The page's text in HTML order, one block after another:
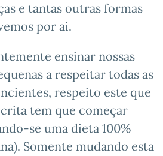
e tantas outras formas
por ai.
ensinar nossas
a respeitar todas as
respeito este que
tem que começar
se uma dieta 100%
Somente mudando esta